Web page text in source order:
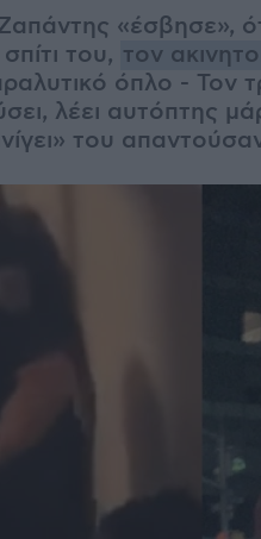
«έσβησε»,
του, τον
όπλο - Τον
λέει αυτόπτης
του